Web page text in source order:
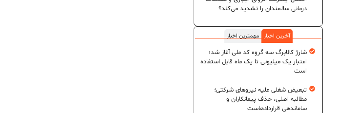
درمانی سالمندان را تشدید می‌کند؟
آخرین اخبار
مهمترین اخبار
شارژ کالابرگ سه گروه کد ملی آغاز شد؛
اعتبار یک میلیونی تا یک ماه قابل استفاده
است
تبعیض شغلی علیه نیروهای شرکتی؛
مطالبه اصلی، حذف پیمانکاران و
ساماندهی قراردادهاست